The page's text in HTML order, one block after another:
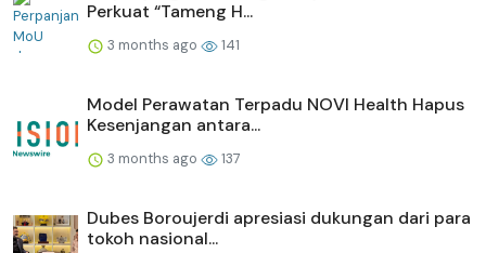
Perkuat “Tameng H...
3 months ago 141
Model Perawatan Terpadu NOVI Health Hapus
Kesenjangan antara...
3 months ago 137
Dubes Boroujerdi apresiasi dukungan dari para
tokoh nasional...